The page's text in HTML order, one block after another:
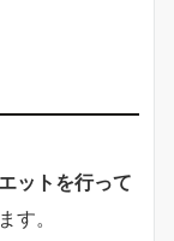
ットを行って
す。